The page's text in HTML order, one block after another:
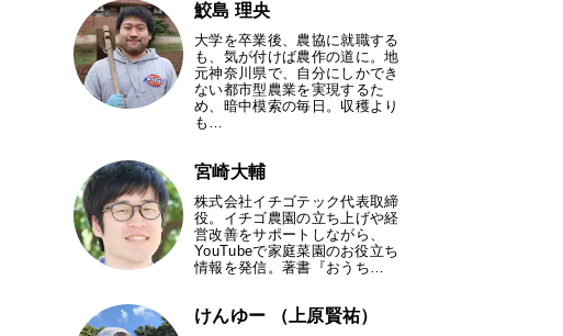
鮫島 理央
大学を卒業後、農協に就職する
も、気が付けば農作の道に。地
元神奈川県で、自分にしかでき
ない都市型農業を実現するた
め、暗中模索の毎日。収穫より
も…
宮崎大輔
株式会社イチゴテック代表取締
役。イチゴ農園の立ち上げや経
営改善をサポートしながら、
YouTubeで家庭菜園のお役立ち
情報を発信。著書『おうち…
けんゆー （上原賢祐）